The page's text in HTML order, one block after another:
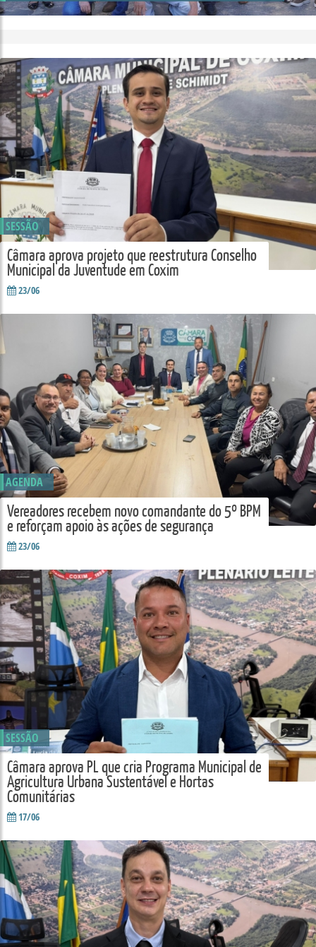
SESSÃO
Câmara aprova projeto que reestrutura Conselho
Municipal da Juventude em Coxim
23/06
AGENDA
Vereadores recebem novo comandante do 5º BPM
e reforçam apoio às ações de segurança
23/06
SESSÃO
Câmara aprova PL que cria Programa Municipal de
Agricultura Urbana Sustentável e Hortas
Comunitárias
17/06